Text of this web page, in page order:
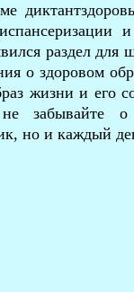
раздел для
о здоровом
жизни и его
забывайте о
но и каждый